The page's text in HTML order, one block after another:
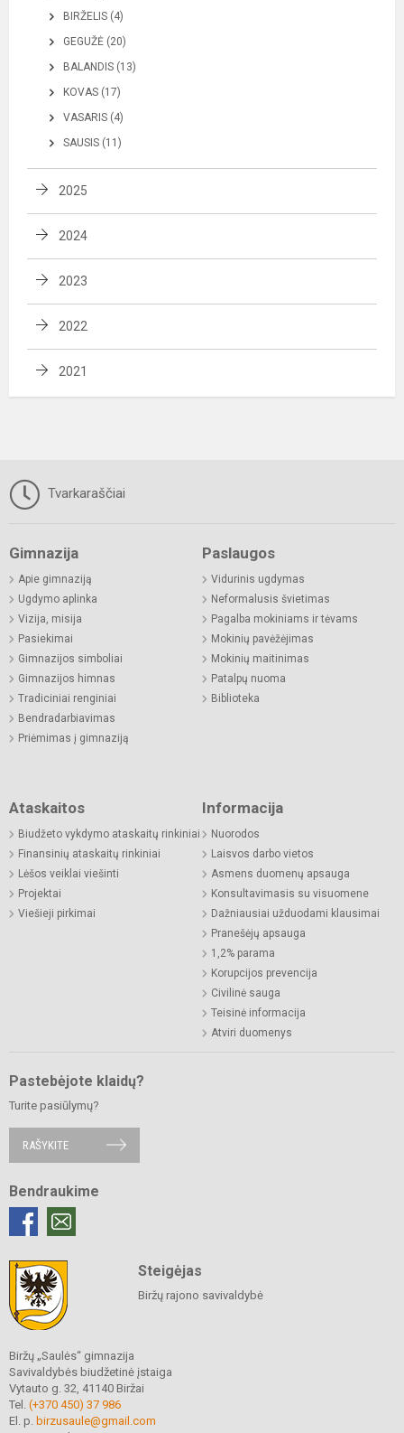
BIRŽELIS (4)
GEGUŽĖ (20)
BALANDIS (13)
KOVAS (17)
VASARIS (4)
SAUSIS (11)
2025
2024
2023
2022
2021
Tvarkaraščiai
Gimnazija
Apie gimnaziją
Ugdymo aplinka
Vizija, misija
Pasiekimai
Gimnazijos simboliai
Gimnazijos himnas
Tradiciniai renginiai
Bendradarbiavimas
Priėmimas į gimnaziją
Paslaugos
Vidurinis ugdymas
Neformalusis švietimas
Pagalba mokiniams ir tėvams
Mokinių pavėžėjimas
Mokinių maitinimas
Patalpų nuoma
Biblioteka
Ataskaitos
Biudžeto vykdymo ataskaitų rinkiniai
Finansinių ataskaitų rinkiniai
Lėšos veiklai viešinti
Projektai
Viešieji pirkimai
Informacija
Nuorodos
Laisvos darbo vietos
Asmens duomenų apsauga
Konsultavimasis su visuomene
Dažniausiai užduodami klausimai
Pranešėjų apsauga
1,2% parama
Korupcijos prevencija
Civilinė sauga
Teisinė informacija
Atviri duomenys
Pastebėjote klaidų?
Turite pasiūlymų?
RAŠYKITE
Bendraukime
Steigėjas
Biržų rajono savivaldybė
Biržų „Saulės“ gimnazija
Savivaldybės biudžetinė įstaiga
Vytauto g. 32, 41140 Biržai
Tel. (+370 450) 37 986
El. p. birzusaule@gmail.com